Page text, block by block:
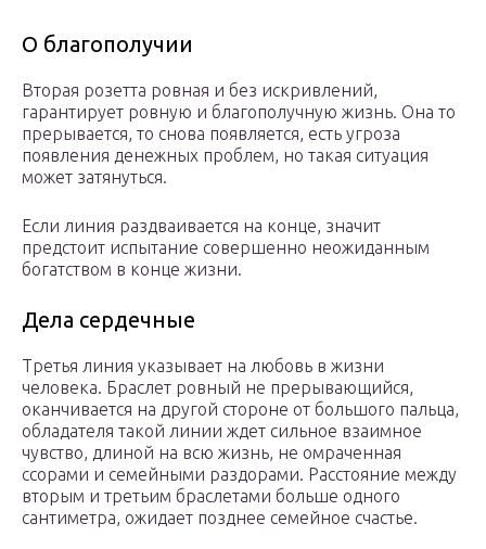
О благополучии
Вторая розетта ровная и без искривлений,
гарантирует ровную и благополучную жизнь. Она то
прерывается, то снова появляется, есть угроза
появления денежных проблем, но такая ситуация
может затянуться.
Если линия раздваивается на конце, значит
предстоит испытание совершенно неожиданным
богатством в конце жизни.
Дела сердечные
Третья линия указывает на любовь в жизни
человека. Браслет ровный не прерывающийся,
оканчивается на другой стороне от большого пальца,
обладателя такой линии ждет сильное взаимное
чувство, длиной на всю жизнь, не омраченная
ссорами и семейными раздорами. Расстояние между
вторым и третьим браслетами больше одного
сантиметра, ожидает позднее семейное счастье.